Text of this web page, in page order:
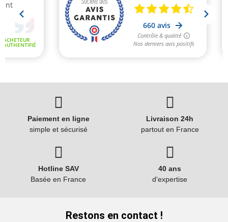
Paiement en ligne
simple et sécurisé
Livraison 24h
partout en France
Hotline SAV
Basée en France
40 ans
d'expertise
Restons en contact !